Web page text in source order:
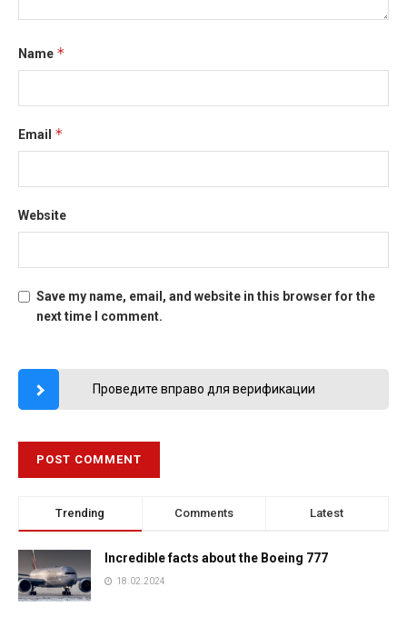
Name *
Email *
Website
Save my name, email, and website in this browser for the
next time I comment.
Проведите вправо для верификации
Trending Comments Latest
Incredible facts about the Boeing 777
18.02.2024